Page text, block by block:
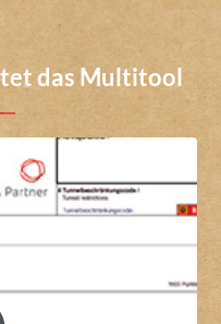
das Multitool